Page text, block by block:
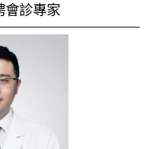
會診專家